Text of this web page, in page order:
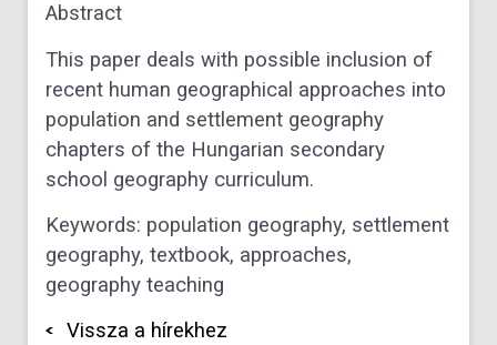
Abstract
This paper deals with possible inclusion of
recent human geographical approaches into
population and settlement geography
chapters of the Hungarian secondary
school geography curriculum.
Keywords: population geography, settlement
geography, textbook, approaches,
geography teaching
Vissza a hírekhez